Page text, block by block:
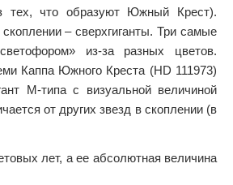
тех, что образуют Южный Крест).
– сверхгиганты. Три самые
из-за разных цветов.
Каппа Южного Креста (HD 111973)
M-типа с визуальной величиной
от других звезд в скоплении (в
лет, а ее абсолютная величина